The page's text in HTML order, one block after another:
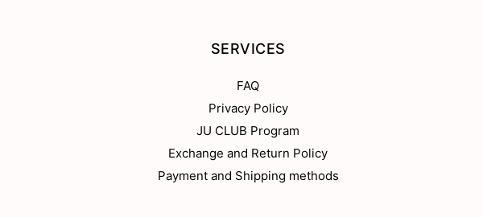
SERVICES
FAQ
Privacy Policy
JU CLUB Program
Exchange and Return Policy
Payment and Shipping methods